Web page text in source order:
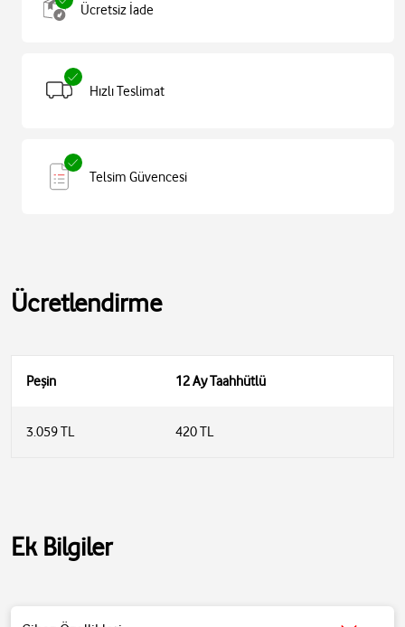
Ücretsiz İade
Hızlı Teslimat
Telsim Güvencesi
Ücretlendirme
Peşin 12 Ay Taahhütlü
3.059 TL 420 TL
Ek Bilgiler